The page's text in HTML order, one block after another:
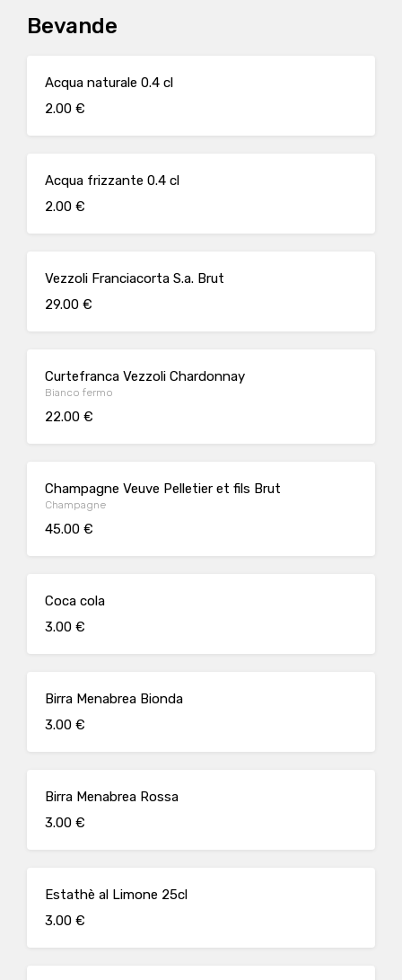
Bevande
Acqua naturale 0.4 cl
2.00 €
Acqua frizzante 0.4 cl
2.00 €
Vezzoli Franciacorta S.a. Brut
29.00 €
Curtefranca Vezzoli Chardonnay
Bianco fermo
22.00 €
Champagne Veuve Pelletier et fils Brut
Champagne
45.00 €
Coca cola
3.00 €
Birra Menabrea Bionda
3.00 €
Birra Menabrea Rossa
3.00 €
Estathè al Limone 25cl
3.00 €